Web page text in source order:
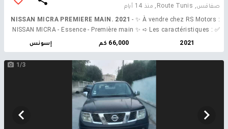
صفاقس, Route Tunis,
منذ 14 أيام
NISSAN MICRA PREMIERE MAIN. 2021 - ✨ À vendre chez RS Motors :
NISSAN MICRA - Essence - Première main ✨ ➪ Les caractéristiques : ✅
Année : 2021 ✅ Kilométrage : 66.000 km ✅ Énergie : Essence ✅
options Cette Nissan Micra, première main, combine élégance, fiabilité
et une consommation économique, idéale pour tous vos trajets urbains
/ 28.060.254 #RsMotors #NissanMicra #Qualité
2021 66,000 كم إسونس
1/3